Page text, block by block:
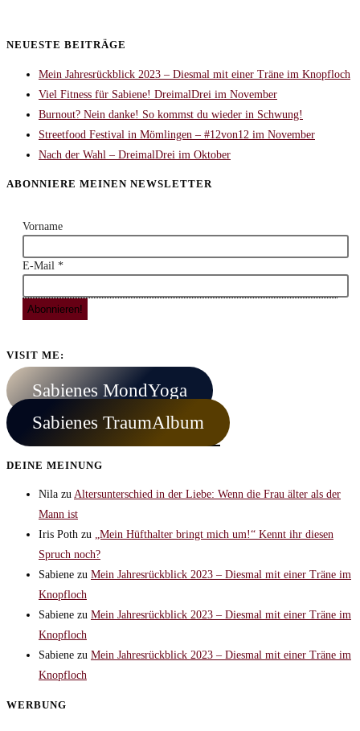
NEUESTE BEITRÄGE
Mein Jahresrückblick 2023 – Diesmal mit einer Träne im Knopfloch
Viel Fitness für Sabiene! DreimalDrei im November
Burnout? Nein danke! So kommst du wieder in Schwung!
Streetfood Festival in Mömlingen – #12von12 im November
Nach der Wahl – DreimalDrei im Oktober
ABONNIERE MEINEN NEWSLETTER
Vorname
E-Mail *
VISIT ME:
Sabienes MondYoga
Sabienes TraumAlbum
DEINE MEINUNG
Nila zu Altersunterschied in der Liebe: Wenn die Frau älter als der
Mann ist
Iris Poth zu „Mein Hüfthalter bringt mich um!“ Kennt ihr diesen
Spruch noch?
Sabiene zu Mein Jahresrückblick 2023 – Diesmal mit einer Träne im
Knopfloch
Sabiene zu Mein Jahresrückblick 2023 – Diesmal mit einer Träne im
Knopfloch
Sabiene zu Mein Jahresrückblick 2023 – Diesmal mit einer Träne im
Knopfloch
WERBUNG